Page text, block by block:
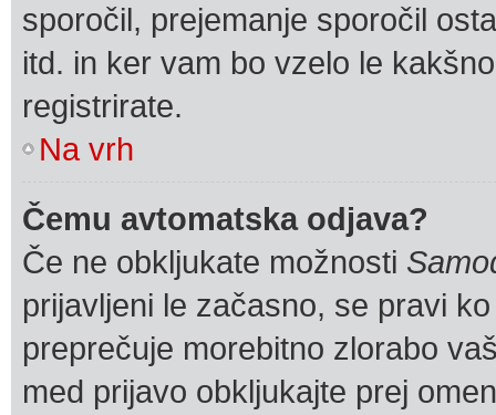
sporočil, prejemanje sporočil
itd. in ker vam bo vzelo le
registrirate.
Na vrh
Čemu avtomatska odjava?
Če ne obkljukate možnosti
prijavljeni le začasno, se pravi
preprečuje morebitno zlorabo
med prijavo obkljukajte prej